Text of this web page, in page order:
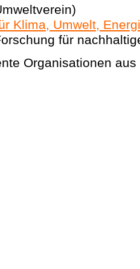
Klima, Umwelt,
für
Organisationen